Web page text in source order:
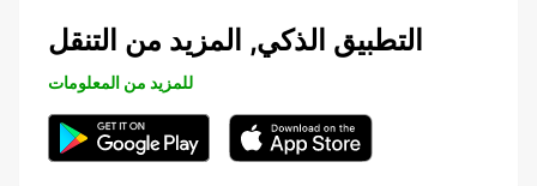
التطبيق الذكي, المزيد من التنقل
للمزيد من المعلومات